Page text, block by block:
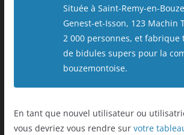
Située à Saint-Remy-en-
Genest-et-Isson, 123 Machin
2 000 personnes, et fabrique
de bidules supers pour la
bouzemontoise.
En tant que nouvel utilisateur ou
vous devriez vous rendre sur votre